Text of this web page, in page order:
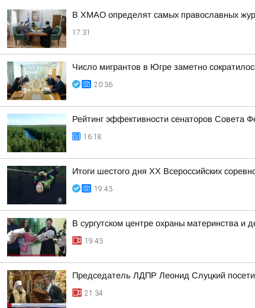
В ХМАО определят самых православных
17:31
Число мигрантов в Югре заметно
20:36
Рейтинг эффективности сенаторов Совета
16:18
Итоги шестого дня XX Всероссийских
19:43
В сургутском центре охраны материнства и
19:43
Председатель ЛДПР Леонид Слуцкий
21:34